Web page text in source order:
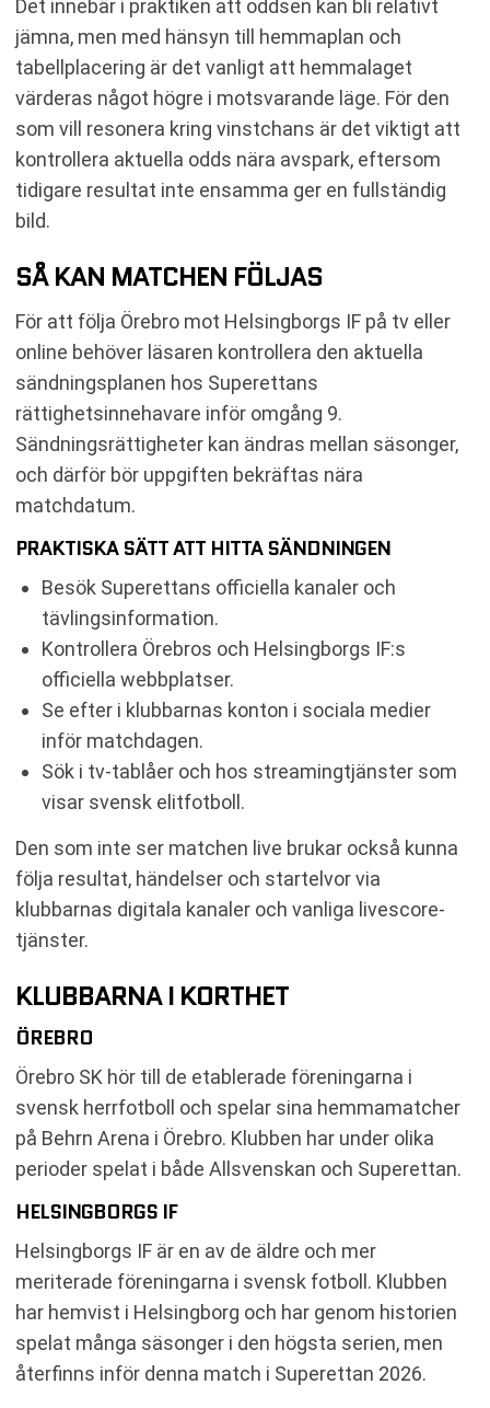
Det innebär i praktiken att oddsen kan bli relativt
jämna, men med hänsyn till hemmaplan och
tabellplacering är det vanligt att hemmalaget
värderas något högre i motsvarande läge. För den
som vill resonera kring vinstchans är det viktigt att
kontrollera aktuella odds nära avspark, eftersom
tidigare resultat inte ensamma ger en fullständig
bild.
SÅ KAN MATCHEN FÖLJAS
För att följa Örebro mot Helsingborgs IF på tv eller
online behöver läsaren kontrollera den aktuella
sändningsplanen hos Superettans
rättighetsinnehavare inför omgång 9.
Sändningsrättigheter kan ändras mellan säsonger,
och därför bör uppgiften bekräftas nära
matchdatum.
PRAKTISKA SÄTT ATT HITTA SÄNDNINGEN
Besök Superettans officiella kanaler och
tävlingsinformation.
Kontrollera Örebros och Helsingborgs IF:s
officiella webbplatser.
Se efter i klubbarnas konton i sociala medier
inför matchdagen.
Sök i tv-tablåer och hos streamingtjänster som
visar svensk elitfotboll.
Den som inte ser matchen live brukar också kunna
följa resultat, händelser och startelvor via
klubbarnas digitala kanaler och vanliga livescore-
tjänster.
KLUBBARNA I KORTHET
ÖREBRO
Örebro SK hör till de etablerade föreningarna i
svensk herrfotboll och spelar sina hemmamatcher
på Behrn Arena i Örebro. Klubben har under olika
perioder spelat i både Allsvenskan och Superettan.
HELSINGBORGS IF
Helsingborgs IF är en av de äldre och mer
meriterade föreningarna i svensk fotboll. Klubben
har hemvist i Helsingborg och har genom historien
spelat många säsonger i den högsta serien, men
återfinns inför denna match i Superettan 2026.